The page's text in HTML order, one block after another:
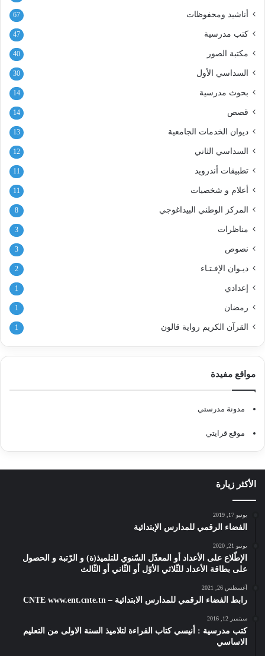
أناشيد ومحفوظات 67
كتب مدرسية 47
مكتبة الصور 40
السداسي الأول 30
بحوث مدرسية 14
قصص 14
ديوان الخدمات الجامعية 13
السداسي الثاني 12
تطبيقات أندرويد 11
أعلام و شخصيات 11
المركز الوطني البيداغوجي 8
مناظرات 3
نصوص 3
ديـوان الإفـتـاء 2
إعدادي 1
رمضان 1
القرآن الكريم رواية قالون 1
مواقع مفيدة
مدونة مدرستي
موقع قرايتي
الأكثر زيارة
يونيو 17, 2019
الفضاء الرقمي للمدارس الإبتدائية
يونيو 21, 2020
الإطّلاع على الأعداد أو المعدّل السّنوي للتلميذ(ة) و الرّتبة و الحصول
على بطاقة الأعداد للثّلاثي الأوّل أو الثّاني أو الثّالث
أغسطس 26, 2021
رابط الفضاء الرقمي للمدارس الابتدائية – CNTE www.ent.cnte.tn
سبتمبر 12, 2016
كتب مدرسية : أنيسي كتاب القراءة لتلاميذ السنة الاولى من التعليم
الاساسي